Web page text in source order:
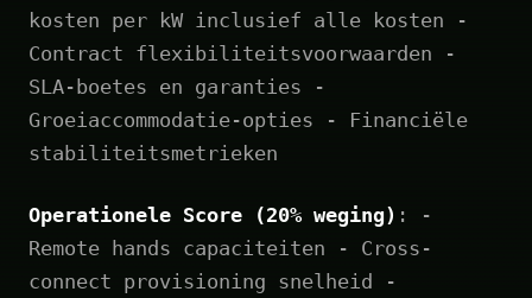
kosten per kW inclusief alle kosten -
Contract flexibiliteitsvoorwaarden -
SLA-boetes en garanties -
Groeiaccommodatie-opties - Financiële
stabiliteitsmetrieken
Operationele Score (20% weging) : -
Remote hands capaciteiten - Cross-
connect provisioning snelheid -